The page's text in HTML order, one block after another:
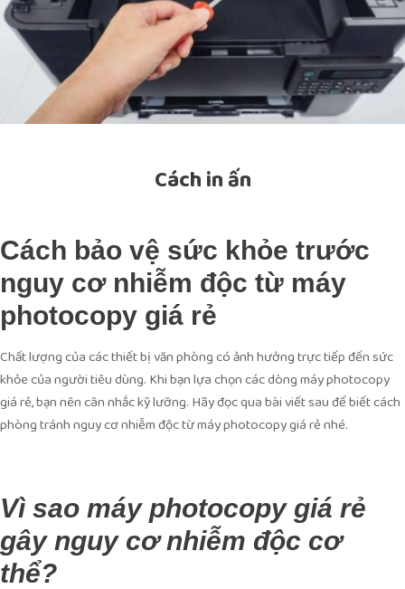
Cách in ấn
Cách bảo vệ sức khỏe trước
nguy cơ nhiễm độc từ máy
photocopy giá rẻ
Chất lượng của các thiết bị văn phòng có ảnh hưởng trực tiếp đến sức
khỏe của người tiêu dùng. Khi bạn lựa chọn các dòng máy photocopy
giá rẻ, bạn nên cân nhắc kỹ lưỡng. Hãy đọc qua bài viết sau để biết cách
phòng tránh nguy cơ nhiễm độc từ máy photocopy giá rẻ nhé.
Vì sao máy photocopy giá rẻ
gây nguy cơ nhiễm độc cơ
thể?